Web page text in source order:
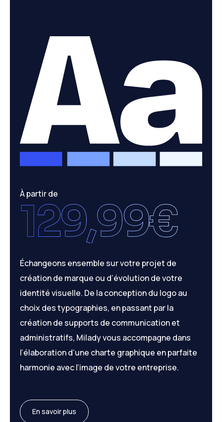
À partir de
129,99€
Échangeons ensemble sur votre projet de
création de marque ou d’évolution de votre
identité visuelle. De la conception du logo au
choix des typographies, en passant par la
création de supports de communication et
administratifs, Milady vous accompagne dans
l’élaboration d’une charte graphique en parfaite
harmonie avec l’image de votre entreprise.
En savoir plus